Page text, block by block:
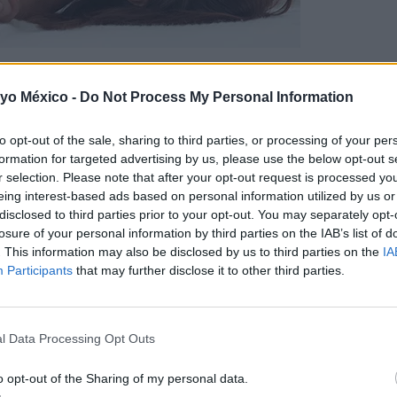
México - Do Not Process My Personal Information
opt-out of the sale, sharing to third parties, or processing of your
for targeted advertising by us, please use the below opt-out
selection. Please note that after your opt-out request is processed
interest-based ads based on personal information utilized by us
to third parties prior to your opt-out. You may separately
of your personal information by third parties on the IAB’s list of
This information may also be disclosed by us to third parties on the
Participants that may further disclose it to other third parties.
Data Processing Opt Outs
opt-out of the Sharing of my personal data.
se sitúa el clítoris, qué aspecto tiene y cómo manipularlo para
femeninos que verás más abajo, puedes observar dónde se
órganos que componen los genitales de la mujer.
su tamaño es pequeño, ¡pero esta característica no lo hace
más ocho mil terminaciones nerviosas, así que puedes hacerte
es el capuchón, o el glande, del clítoris. Es decir, este órgano
extendida por toda la vulva
clítoris no se limita a las caricias en el botón del placer
, sino